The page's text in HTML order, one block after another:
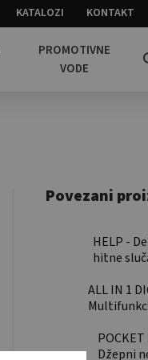
KATALOZI KONTAKT
PROMOTIVNE
VODE
Povezani
HELP -
hitne
in a pouch
ALL IN 1
tlaka i
profila
Džepni